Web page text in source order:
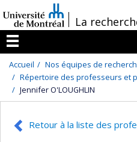
au
contenu
/La
Menu
Accueil
Nos équipes de
Répertoire des professeurs et
Jennifer O'LOUGHLIN
Retour à la liste des